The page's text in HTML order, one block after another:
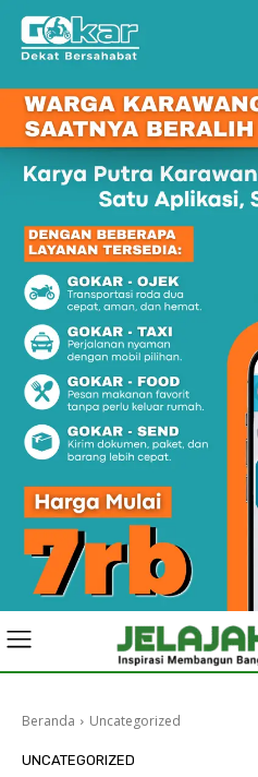
Beranda Uncategorized
UNCATEGORIZED